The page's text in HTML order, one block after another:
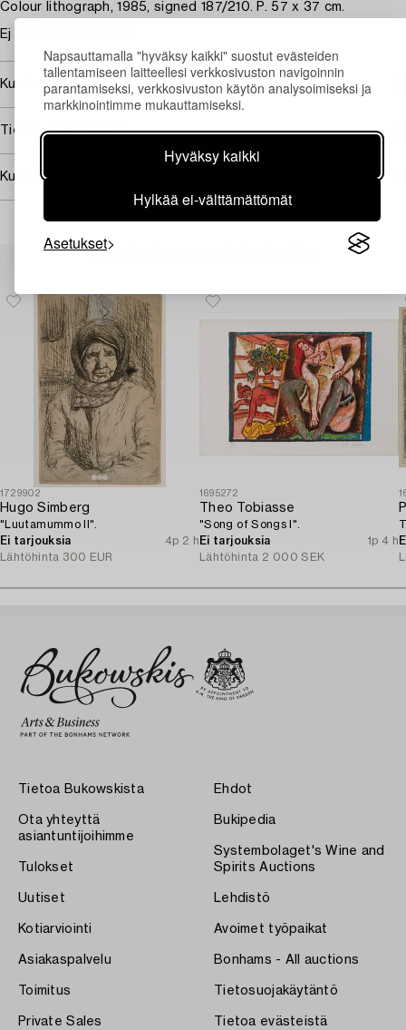
Napsauttamalla "hyväksy kaikki" suostut evästeiden
tallentamiseen laitteellesi verkkosivuston navigoinnin
parantamiseksi, verkkosivuston käytön analysoimiseksi ja
markkinointimme mukauttamiseksi.
Hyväksy kaikki
Hylkää ei-välttämättömät
Asetukset
Colour lithograph, 1985, signed 187/210. P. 57 x 37 cm.
Ej examinerad ur ram.
Kuuluu jälleenmyyntikorvauksen piiriin
Tietoa ostamisesta
Kuvan käyttöoikeudet
Muiden katsomia kohteita
1729902
Hugo Simberg
"Luutamummo II".
Ei tarjouksia
4p 2 h
Lähtöhinta 300 EUR
1695272
Theo Tobiasse
"Song of Songs I".
Ei tarjouksia
1p 4 h
Lähtöhinta 2 000 SEK
Tietoa Bukowskista
Ota yhteyttä
asiantuntijoihimme
Tulokset
Uutiset
Kotiarviointi
Asiakaspalvelu
Toimitus
Private Sales
Ehdot
Bukipedia
Systembolaget's Wine and
Spirits Auctions
Lehdistö
Avoimet työpaikat
Bonhams - All auctions
Tietosuojakäytäntö
Tietoa evästeistä